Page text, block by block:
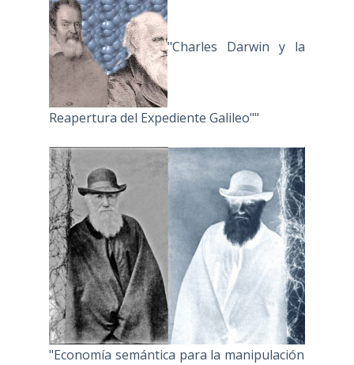
"Charles Darwin y la
Reapertura del Expediente Galileo""
"Economía semántica para la manipulación